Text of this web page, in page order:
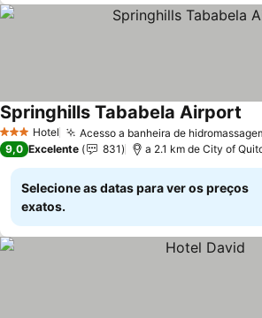
3 EstrelasHotel Acesso a banheira de
Springhills Tababela Airport
9,0 Excelente 831 a 2.1 km de City of
Selecione as datas para ver os preços
exatos.